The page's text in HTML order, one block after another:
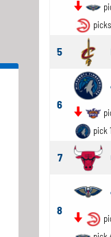
5
6
pick
7
8